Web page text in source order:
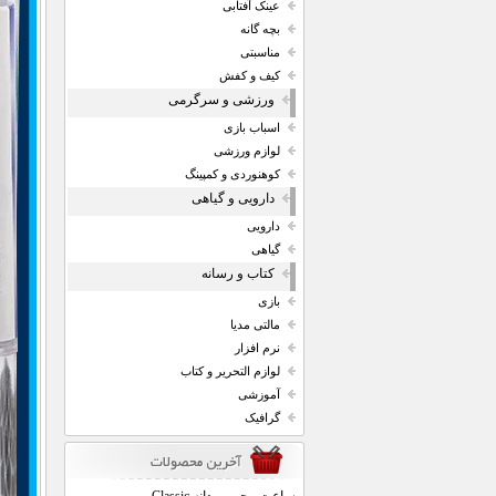
عینک آفتابی
بچه گانه
مناسبتی
کیف و کفش
ورزشی و سرگرمی
اسباب بازی
لوازم ورزشی
کوهنوردی و کمپینگ
دارویی و گیاهی
دارویی
گیاهی
کتاب و رسانه
بازی
مالتی مدیا
نرم افزار
لوازم التحریر و کتاب
آموزشی
گرافیک